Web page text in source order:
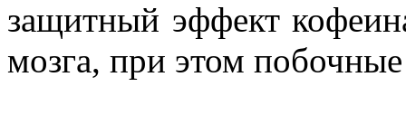
защитный эффект
мозга, при этом